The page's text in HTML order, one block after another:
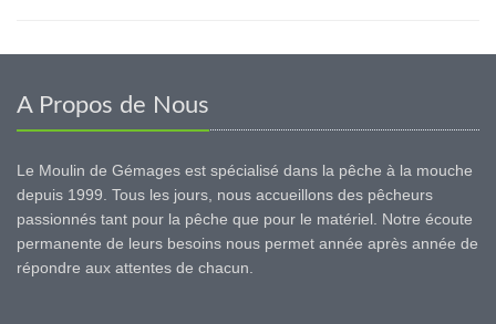
A Propos de Nous
Le Moulin de Gémages est spécialisé dans la pêche à la mouche
depuis 1999. Tous les jours, nous accueillons des pêcheurs
passionnés tant pour la pêche que pour le matériel. Notre écoute
permanente de leurs besoins nous permet année après année de
répondre aux attentes de chacun.